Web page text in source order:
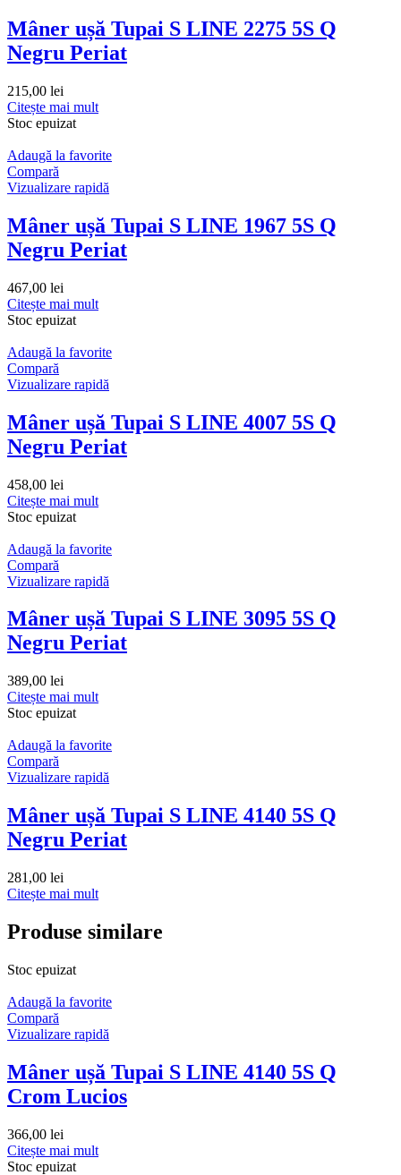
Mâner ușă Tupai S LINE 2275 5S Q
Negru Periat
215,00 lei
Citește mai mult
Stoc epuizat
Adaugă la favorite
Compară
Vizualizare rapidă
Mâner ușă Tupai S LINE 1967 5S Q
Negru Periat
467,00 lei
Citește mai mult
Stoc epuizat
Adaugă la favorite
Compară
Vizualizare rapidă
Mâner ușă Tupai S LINE 4007 5S Q
Negru Periat
458,00 lei
Citește mai mult
Stoc epuizat
Adaugă la favorite
Compară
Vizualizare rapidă
Mâner ușă Tupai S LINE 3095 5S Q
Negru Periat
389,00 lei
Citește mai mult
Stoc epuizat
Adaugă la favorite
Compară
Vizualizare rapidă
Mâner ușă Tupai S LINE 4140 5S Q
Negru Periat
281,00 lei
Citește mai mult
Produse similare
Stoc epuizat
Adaugă la favorite
Compară
Vizualizare rapidă
Mâner ușă Tupai S LINE 4140 5S Q
Crom Lucios
366,00 lei
Citește mai mult
Stoc epuizat